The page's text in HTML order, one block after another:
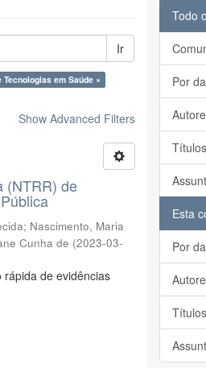
Ir
em Saúde ×
Show Advanced Filters
(NTRR) de
; Nascimento, Maria
Cunha de (2023-03-
de evidências
Todo
Por
Títulos
Esta
Por
Títulos